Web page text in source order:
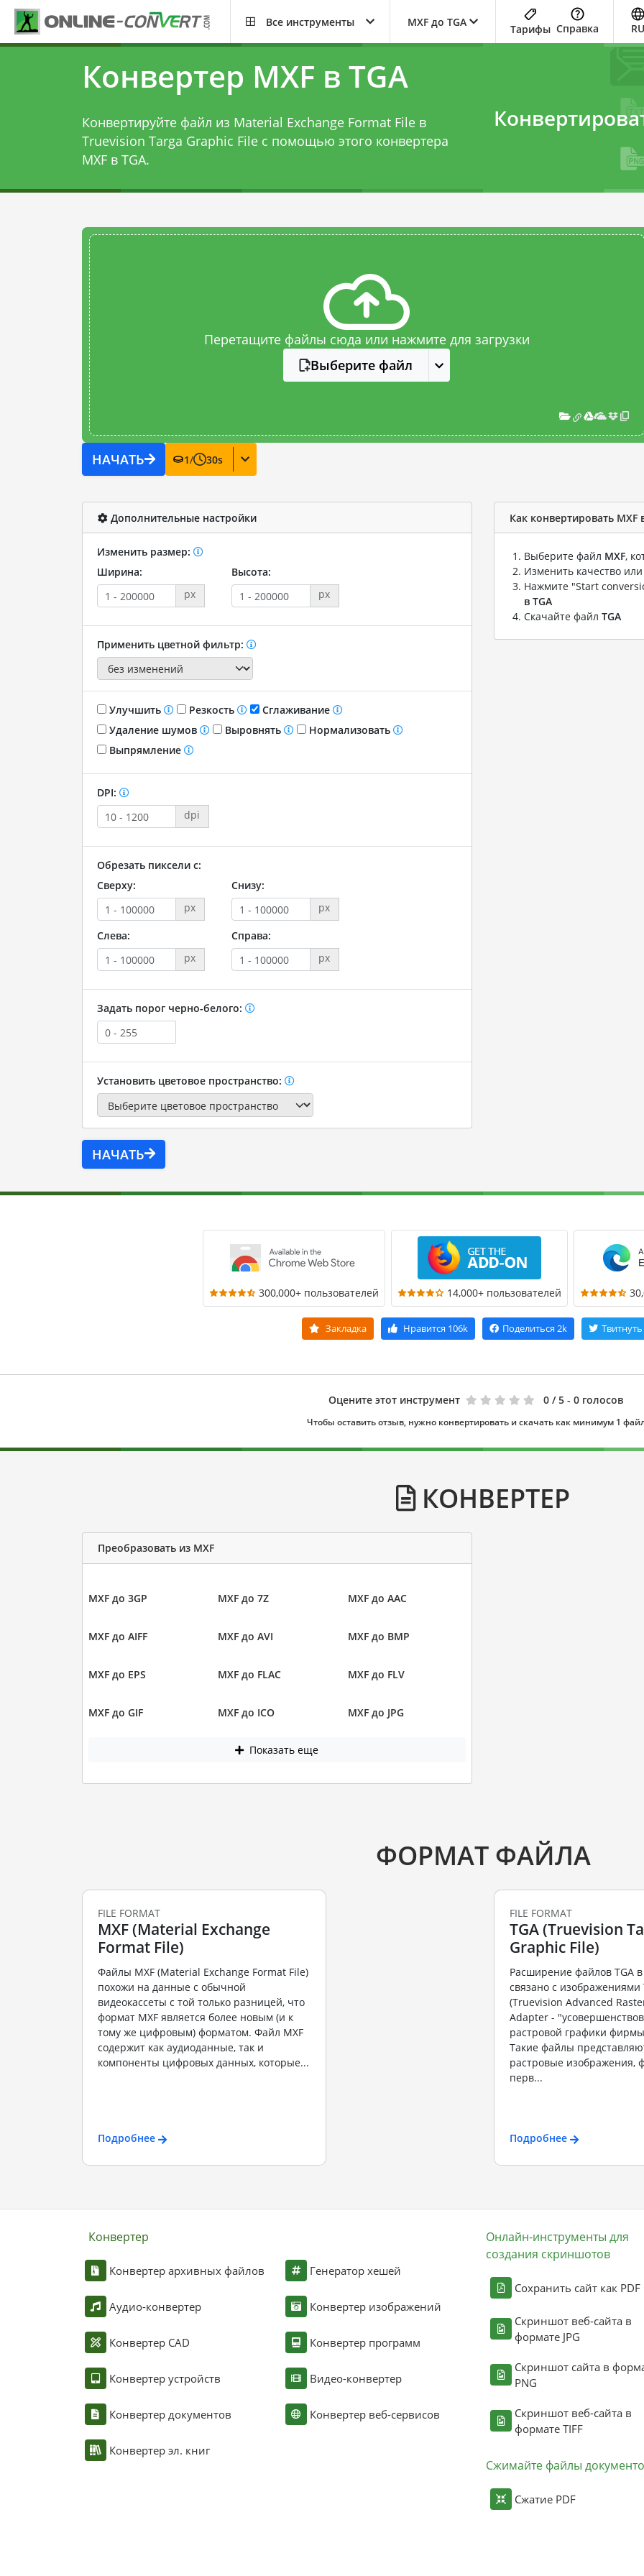
Все инструменты MXF до TGA
Тарифы Справка RU
Конвертер MXF в TGA
Конвертируйте файл из Material Exchange Format File в
Truevision Targa Graphic File с помощью этого конвертера
MXF в TGA.
Перетащите файлы сюда или нажмите для загрузки
Выберите файл
НАЧАТЬ 1/ 30s
Дополнительные настройки
Изменить размер:
Ширина:
px
Высота:
px
Применить цветной фильтр:
Улучшить Резкость
Сглаживание
Удаление шумов
Выровнять
Нормализовать
Выпрямление
DPI:
dpi
Обрезать пиксели с:
Сверху:
px
Снизу:
px
Слева:
px
Справа:
px
Задать порог черно-белого:
Установить цветовое пространство:
НАЧАТЬ
Как конвертировать MXF
Выберите файл MXF,
Изменить качество
Нажмите "Start
в TGA
Скачайте файл TGA
300,000+ пользователей 14,000+ пользователей
Закладка Нравится 106k Поделиться 2k Твитнуть
Оцените этот инструмент 0 / 5 - 0 голосов
Чтобы оставить отзыв, нужно конвертировать и скачать как минимум 1
КОНВЕРТЕР
Преобразовать из MXF
MXF до 3GP MXF до 7Z MXF до AAC
MXF до AIFF MXF до AVI MXF до BMP
MXF до EPS MXF до FLAC MXF до FLV
MXF до GIF MXF до ICO MXF до JPG
Показать еще
ФОРМАТ ФАЙЛА
FILE FORMAT
MXF (Material Exchange
Format File)
Файлы MXF (Material Exchange Format File)
похожи на данные с обычной
видеокассеты с той только разницей, что
формат MXF является более новым (и к
тому же цифровым) форматом. Файл MXF
содержит как аудиоданные, так и
компоненты цифровых данных, которые...
Подробнее
FILE FORMAT
TGA (Truevision
Graphic File)
Расширение файлов TGA
связано с изображениями
(Truevision Advanced
Adapter -
растровой графики
Такие файлы
растровые изображения,
перв...
Подробнее
Конвертер
Конвертер архивных файлов
Аудио-конвертер
Конвертер CAD
Конвертер устройств
Конвертер документов
Конвертер эл. книг
Генератор хешей
Конвертер изображений
Конвертер программ
Видео-конвертер
Конвертер веб-сервисов
Онлайн-инструменты для
создания скриншотов
Сохранить сайт как PDF
Скриншот веб-сайта в
формате JPG
Скриншот сайта в
PNG
Скриншот веб-сайта в
формате TIFF
Сжимайте файлы
Сжатие PDF